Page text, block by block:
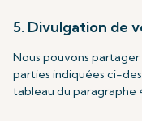
5. Divulgation de
Nous pouvons
parties indiquées ci-
tableau du paragraphe